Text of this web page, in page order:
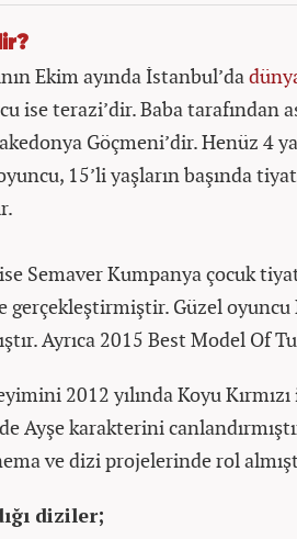
Ekim ayında İstanbul’da
ise terazi’dir. Baba tarafından
Göçmeni’dir. Henüz 4
15’li yaşların başında
Semaver Kumpanya çocuk
gerçekleştirmiştir. Güzel oyuncu
Ayrıca 2015 Best Model Of
2012 yılında Koyu
Ayşe karakterini
ve dizi projelerinde rol
diziler;